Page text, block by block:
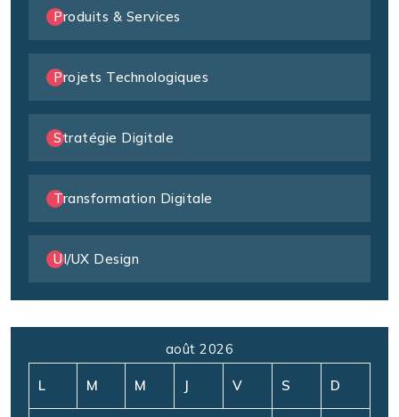
Produits & Services
Projets Technologiques
Stratégie Digitale
Transformation Digitale
UI/UX Design
août 2026
L M M J V S D